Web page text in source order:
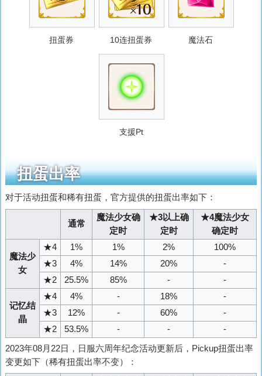
扭蛋券 10连扭蛋券 魔法石
支援Pt
扭蛋出率
对于活动扭蛋和稀有扭蛋，官方提供的扭蛋出率如下：
通常
魔法少女确
定时
★3以上确
定时
★4魔法少女
确定时
魔法少
女
★4 1% 1% 2%
100%
★3
4% 14% 20%
-
★2
25.5% 85% - -
记忆结
晶
★4 4% - 18%
-
★3
12% - 60%
-
★2
53.5% - - -
2023年08月22日，日服六周年纪念活动更新后，Pickup扭蛋出率
变更如下（稀有扭蛋出率不变）：